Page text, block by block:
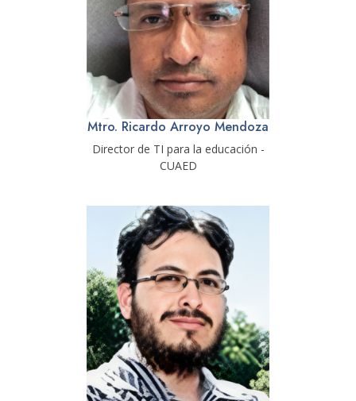
Mtro. Ricardo Arroyo Mendoza
Director de TI para la educación -
CUAED